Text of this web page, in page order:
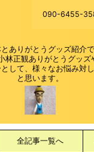
090-6455-
ありがとうグッズ紹介
林正観ありがとうグッズ
して、様々なお悩み対
と思います。
全記事一覧へ